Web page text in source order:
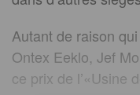
Autant de raison
Ontex Eeklo, Jef
ce prix de l’«Usine